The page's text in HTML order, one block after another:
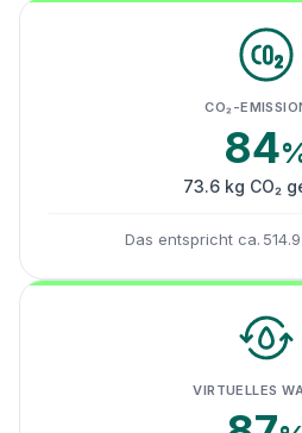
CO₂-
84
73.6 kg CO₂
Das entspricht ca.
VIRTUELLES